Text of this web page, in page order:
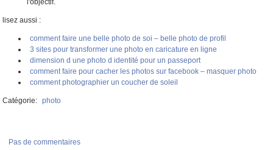
lisez aussi :
comment faire une belle photo de soi – belle photo de profil
3 sites pour transformer une photo en caricature en ligne
dimension d une photo d identité pour un passeport
comment faire pour cacher les photos sur facebook – masquer photo
comment photographier un coucher de soleil
Catégorie: photo
Pas de commentaires